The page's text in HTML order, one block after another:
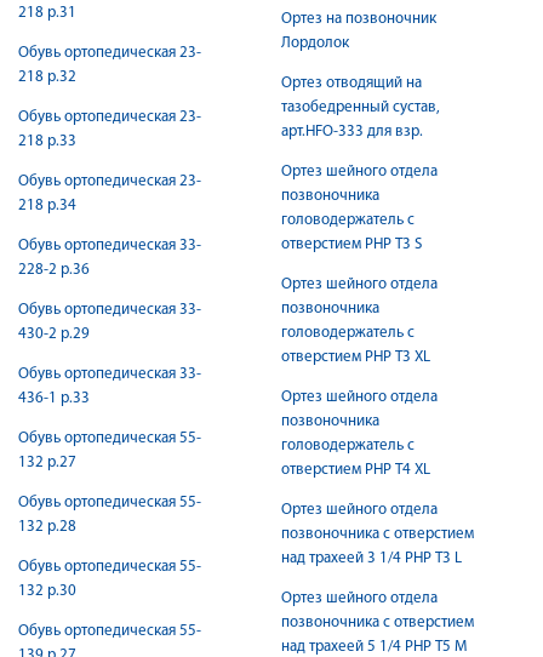
218 р.31
Обувь ортопедическая 23-
218 р.32
Обувь ортопедическая 23-
218 р.33
Обувь ортопедическая 23-
218 р.34
Обувь ортопедическая 33-
228-2 р.36
Обувь ортопедическая 33-
430-2 р.29
Обувь ортопедическая 33-
436-1 р.33
Обувь ортопедическая 55-
132 р.27
Обувь ортопедическая 55-
132 р.28
Обувь ортопедическая 55-
132 р.30
Обувь ортопедическая 55-
Ортез на позвоночник
Лордолок
Ортез отводящий на
тазобедренный сустав,
арт.HFO-333 для взр.
Ортез шейного отдела
позвоночника
головодержатель с
отверстием PHP T3 S
Ортез шейного отдела
позвоночника
головодержатель с
отверстием PHP T3 XL
Ортез шейного отдела
позвоночника
головодержатель с
отверстием PHP T4 XL
Ортез шейного отдела
позвоночника с отверстием
над трахеей 3 1/4 PHP T3 L
Ортез шейного отдела
позвоночника с отверстием
над трахеей 5 1/4 PHP T5 M